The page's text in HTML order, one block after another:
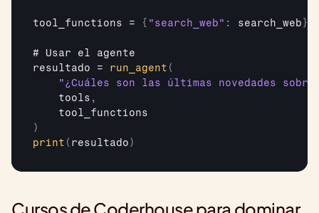
tool_functions = { "search_web" : search_web }
# Usar el agente
resultado = run_agent (
"¿Cuáles son las últimas novedades
tools ,
tool_functions
)
print ( resultado)
Cursos de Coderhouse para dominar